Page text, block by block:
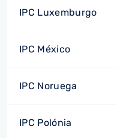
IPC Luxemburgo
IPC México
IPC Noruega
IPC Polónia